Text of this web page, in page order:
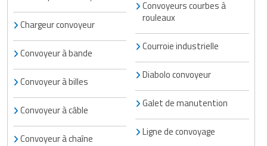
Chargeur convoyeur
Convoyeur à bande
Convoyeur à billes
Convoyeur à câble
Convoyeur à chaîne
Convoyeurs courbes à
rouleaux
Courroie industrielle
Diabolo convoyeur
Galet de manutention
Ligne de convoyage